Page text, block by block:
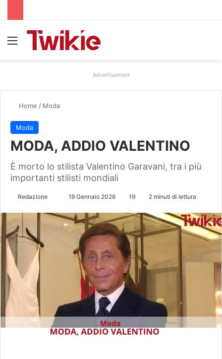
Advertisement
Home / Moda
Moda
MODA, ADDIO VALENTINO
È morto lo stilista Valentino Garavani, tra i più
importanti stilisti mondiali
Redazione
v
a
i
19 Gennaio 2026 19 2 minuti di lettura